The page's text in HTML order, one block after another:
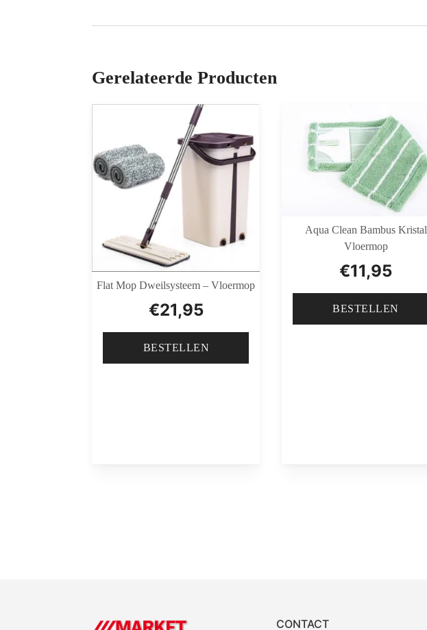
Gerelateerde Producten
Flat Mop Dweilsysteem – Vloermop
€21,95
BESTELLEN
Aqua Clean Bambus Kristal
Vloermop
€11,95
BESTELLEN
CONTACT